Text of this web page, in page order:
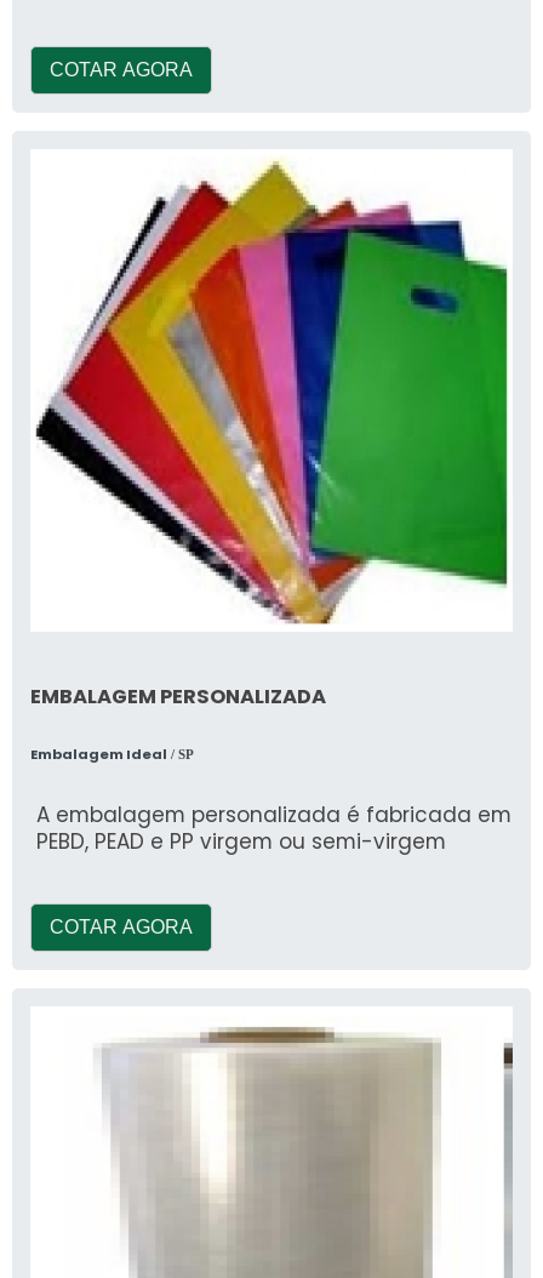
COTAR AGORA
EMBALAGEM PERSONALIZADA
Embalagem Ideal / SP
A embalagem personalizada é fabricada em
PEBD, PEAD e PP virgem ou semi-virgem
COTAR AGORA